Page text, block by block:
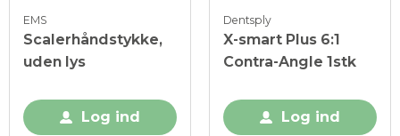
EMS
Scalerhåndstykke,
uden lys
Log ind
Dentsply
X-smart Plus 6:1
Contra-Angle 1stk
Log ind